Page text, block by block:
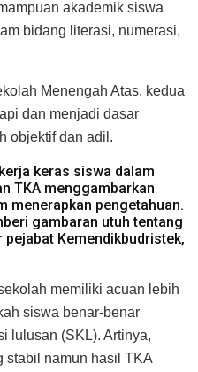
akademik siswa
bidang literasi, numerasi,
Menengah Atas, kedua
dan menjadi dasar
objektif dan adil.
keras siswa dalam
TKA menggambarkan
menerapkan pengetahuan.
gambaran utuh tentang
pejabat Kemendikbudristek,
memiliki acuan lebih
siswa benar-benar
lulusan (SKL). Artinya,
stabil namun hasil TKA